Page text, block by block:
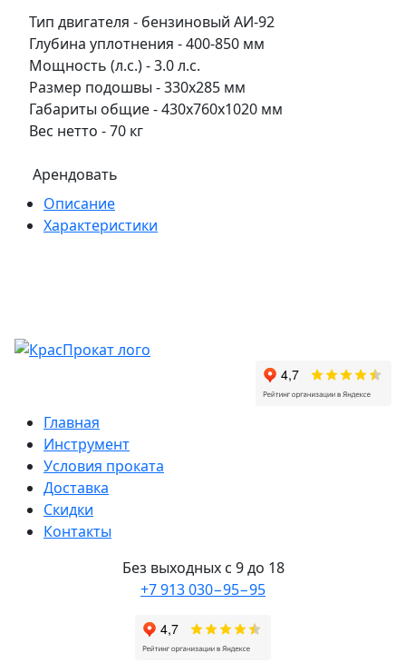
Тип двигателя - бензиновый АИ-92
Глубина уплотнения - 400-850 мм
Мощность (л.с.) - 3.0 л.с.
Размер подошвы - 330x285 мм
Габариты общие - 430x760x1020 мм
Вес нетто - 70 кг
Арендовать
Описание
Характеристики
Главная
Инструмент
Условия проката
Доставка
Скидки
Контакты
Без выходных с 9 до 18
+7 913 030−95−95